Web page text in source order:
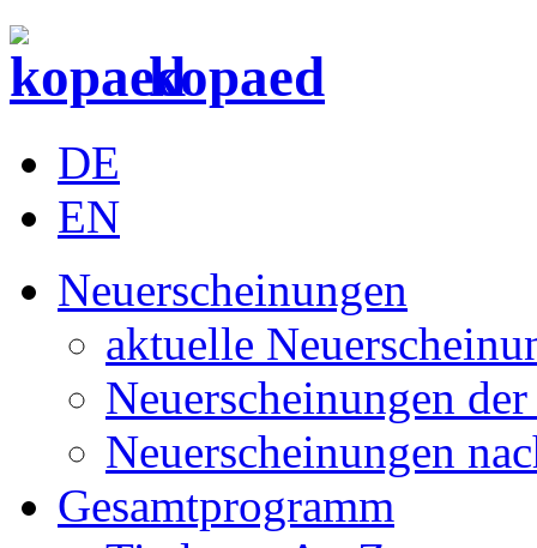
kopaed
DE
EN
Neuerscheinungen
aktuelle
Neuerscheinungen
Neuerscheinungen
Gesamtprogramm